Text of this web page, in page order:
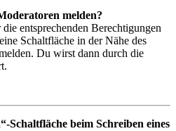
melden?
entsprechenden Berechtigungen
Schaltfläche in der Nähe des
Du wirst dann durch die
Schaltfläche beim Schreiben eines